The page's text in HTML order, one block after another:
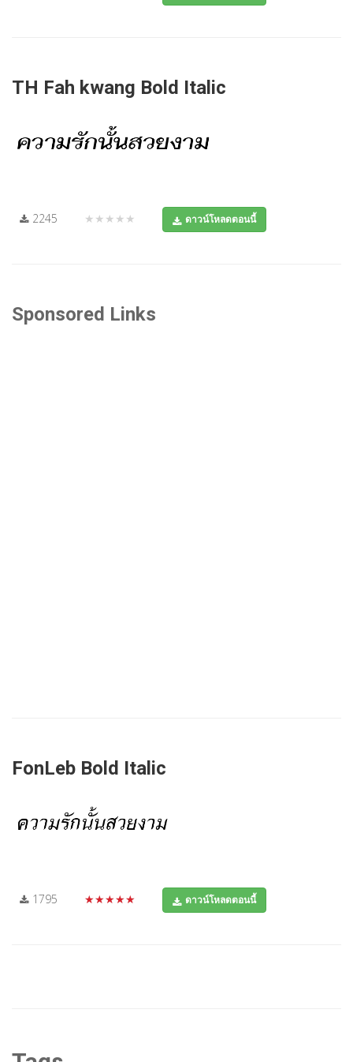
TH Fah kwang Bold Italic
2245 ★★★★★ ดาวน์โหลดตอนนี้
Sponsored Links
FonLeb Bold Italic
1795 ★★★★★ ดาวน์โหลดตอนนี้